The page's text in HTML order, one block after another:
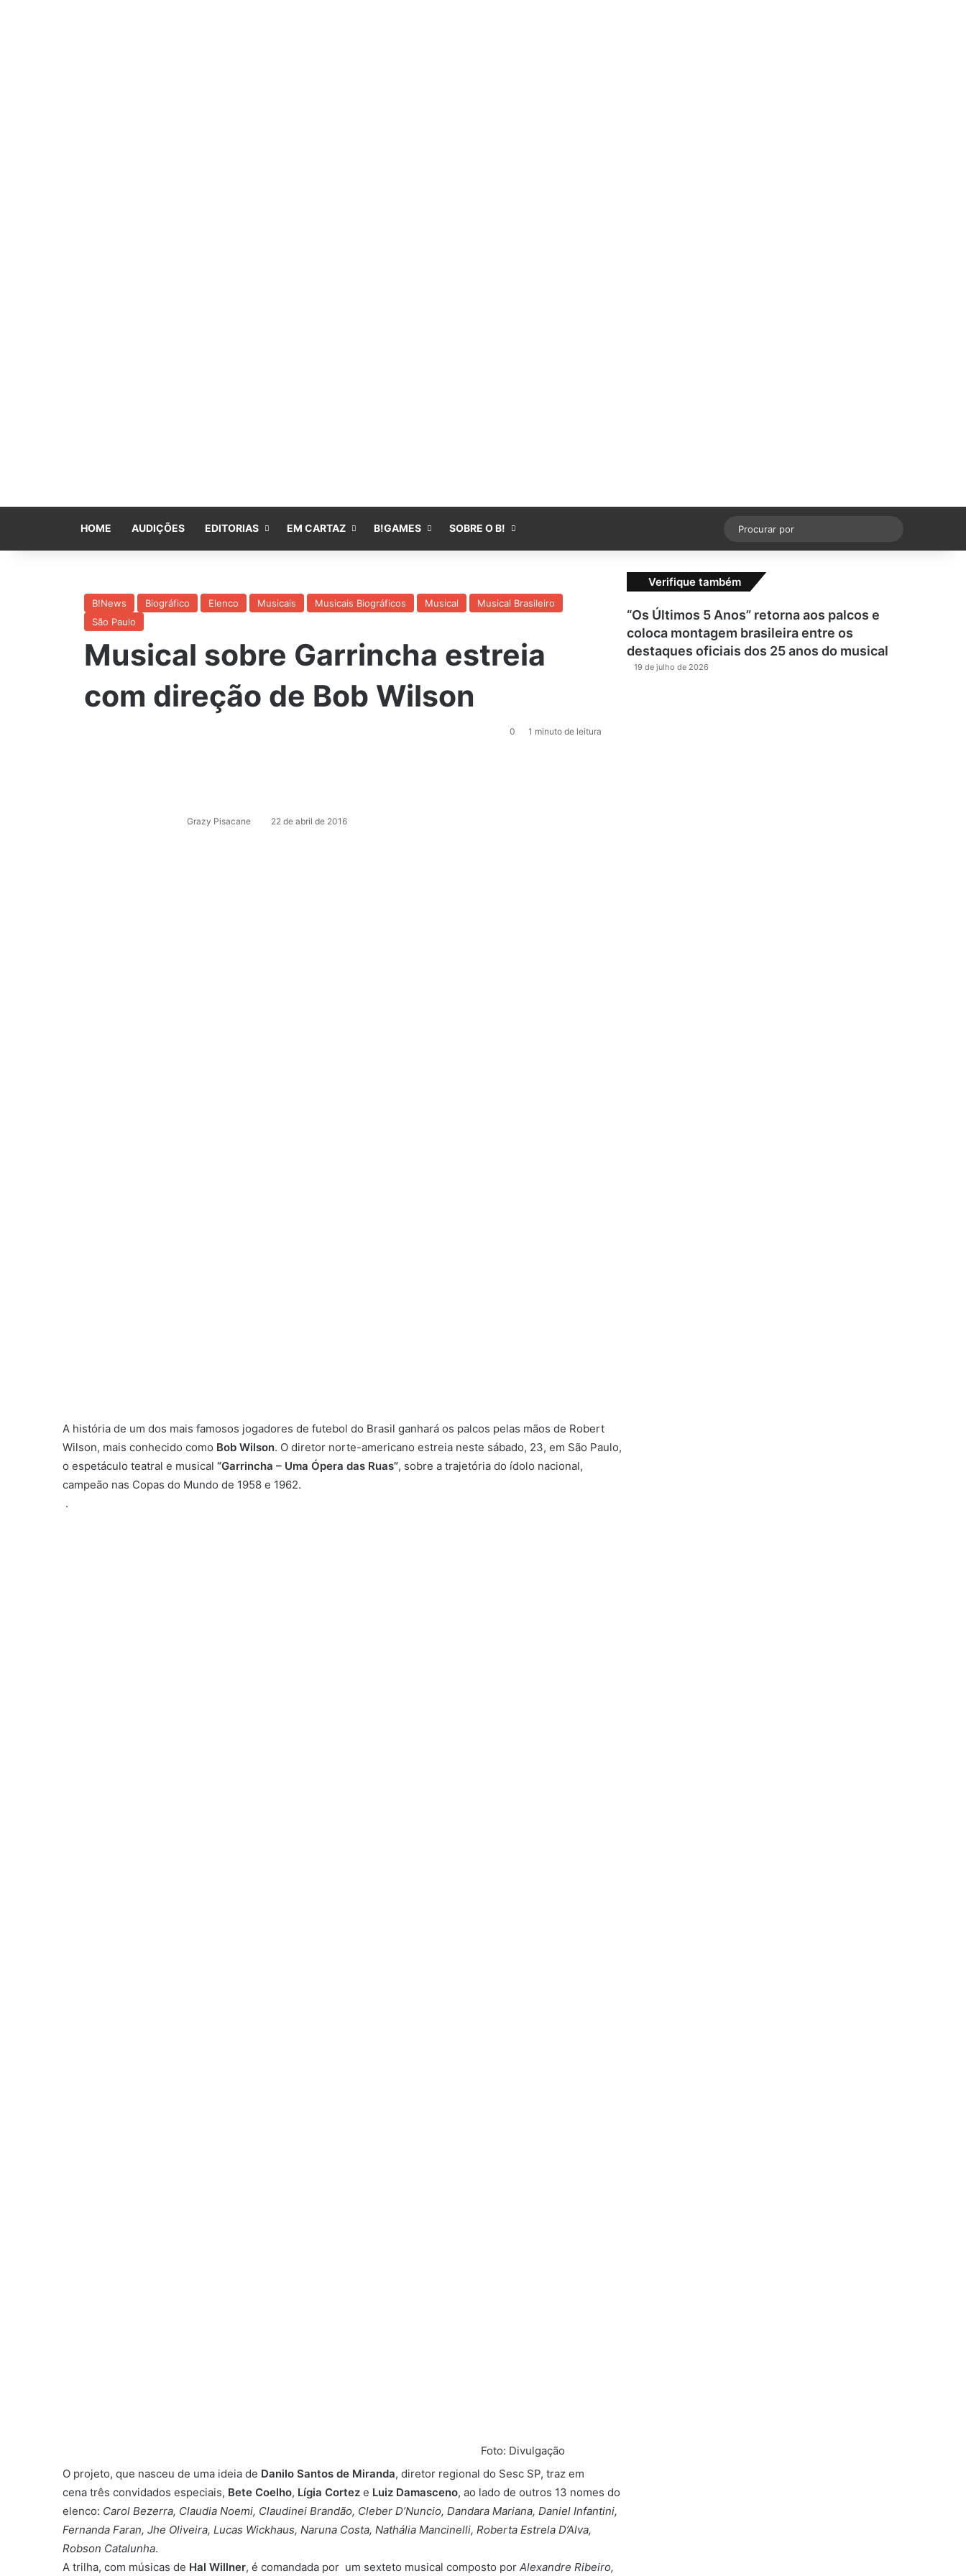
HOME AUDIÇÕES EDITORIAS EM CARTAZ B!GAMES SOBRE O B! Instagram
Switch skin
por
B!News Biográfico Elenco Musicais Musicais Biográficos Musical
Musical Brasileiro
São Paulo
Musical sobre Garrincha estreia
com direção de Bob Wilson
Grazy Pisacane 22 de abril de 2016
0 1 minuto de leitura
A história de um dos mais famosos jogadores de futebol do Brasil ganhará os palcos pelas mãos de Robert
Wilson, mais conhecido como Bob Wilson. O diretor norte-americano estreia neste sábado, 23, em São Paulo,
o espetáculo teatral e musical “Garrincha – Uma Ópera das Ruas”, sobre a trajetória do ídolo nacional,
campeão nas Copas do Mundo de 1958 e 1962.
.
Foto: Divulgação
O projeto, que nasceu de uma ideia de Danilo Santos de Miranda, diretor regional do Sesc SP, traz em
cena três convidados especiais, Bete Coelho, Lígia Cortez e Luiz Damasceno, ao lado de outros 13 nomes do
elenco: Carol Bezerra, Claudia Noemi, Claudinei Brandão, Cleber D’Nuncio, Dandara Mariana, Daniel Infantini,
Fernanda Faran, Jhe Oliveira, Lucas Wickhaus, Naruna Costa, Nathália Mancinelli, Roberta Estrela D’Alva,
Robson Catalunha.
A trilha, com músicas de Hal Willner, é comandada por um sexteto musical composto por Alexandre Ribeiro,
Verifique também
“Os Últimos 5 Anos” retorna aos palcos e
coloca montagem brasileira entre os
destaques oficiais dos 25 anos do musical
19 de julho de 2026